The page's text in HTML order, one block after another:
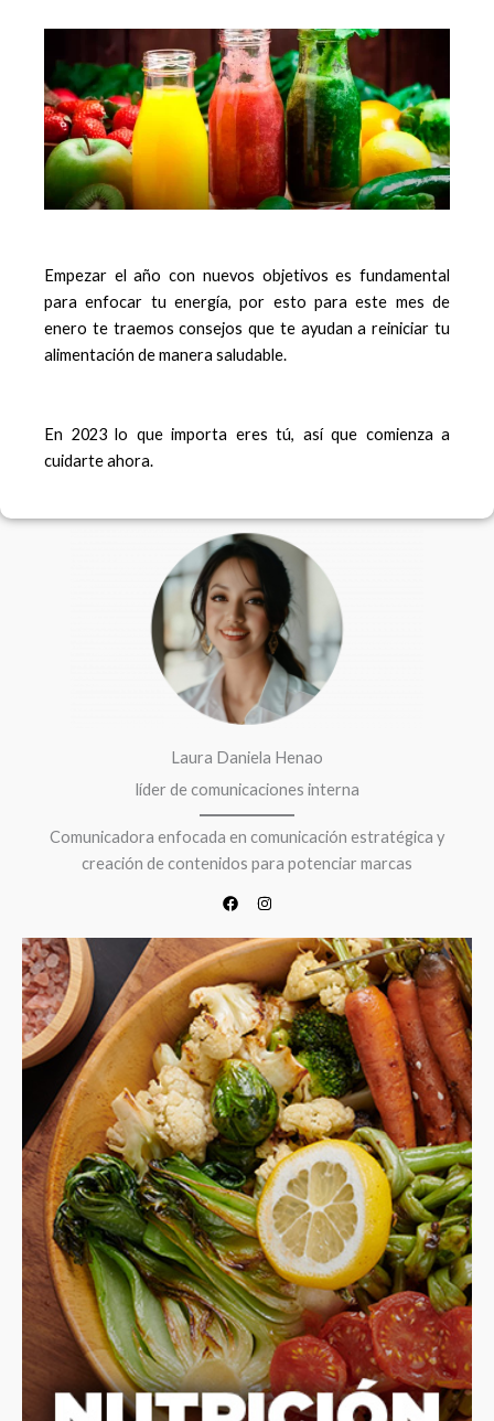
Empezar el año con nuevos objetivos es fundamental
para enfocar tu energía, por esto para este mes de
enero te traemos consejos que te ayudan a reiniciar tu
alimentación de manera saludable.
En 2023 lo que importa eres tú, así que comienza a
cuidarte ahora.
Laura Daniela Henao
líder de comunicaciones interna
Comunicadora enfocada en comunicación estratégica y
creación de contenidos para potenciar marcas
F
a
c
b
o
o
k
I
n
a
g
a
m